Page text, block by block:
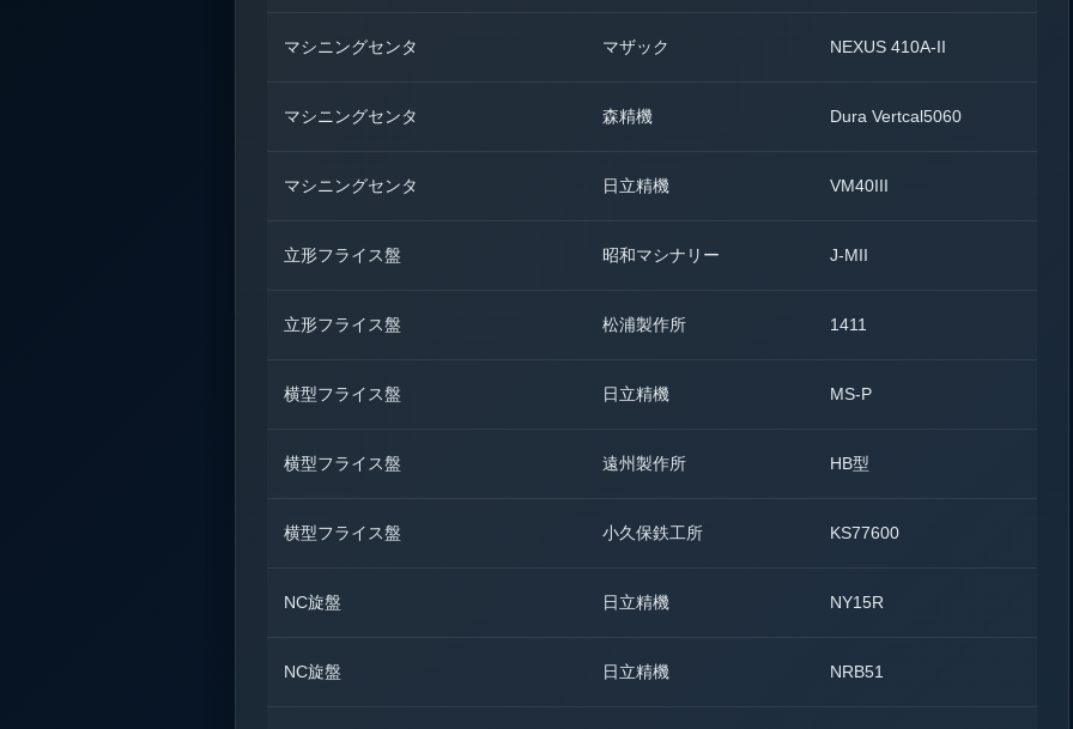
マシニングセンタ マザック NEXUS 410A-II
マシニングセンタ 森精機 Dura Vertcal5060
マシニングセンタ 日立精機 VM40III
立形フライス盤 昭和マシナリー J-MII
立形フライス盤 松浦製作所 1411
横型フライス盤 日立精機 MS-P
横型フライス盤 遠州製作所 HB型
横型フライス盤 小久保鉄工所 KS77600
NC旋盤 日立精機 NY15R
NC旋盤 日立精機 NRB51